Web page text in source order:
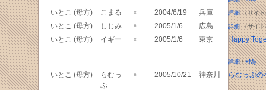
いとこ (母方) こまる ♀ 2004/6/19 兵庫 詳細（サイト
いとこ (母方) しじみ ♀ 2005/1/6 広島 詳細（サイト
いとこ (母方) イギー ♀ 2005/1/6 東京 Happy
詳細/+My
いとこ (母方)
らむっ
ぷ
♀ 2005/10/21 神奈川 らむっぷの